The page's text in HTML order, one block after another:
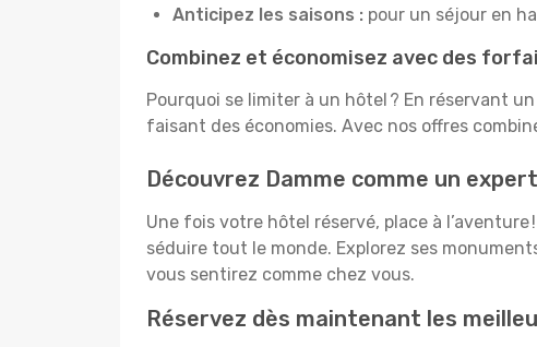
Anticipez les saisons : pour un séjour en
Combinez et économisez avec des
Pourquoi se limiter à un hôtel ? En réservant
faisant des économies. Avec nos offres
Découvrez Damme comme un expert
Une fois votre hôtel réservé, place à
séduire tout le monde. Explorez ses
vous sentirez comme chez vous.
Réservez dès maintenant les